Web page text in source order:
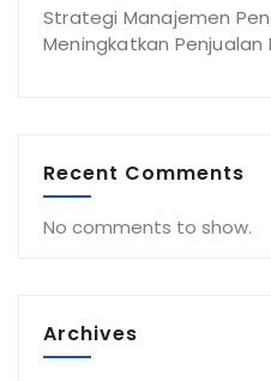
Strategi Manajemen
Meningkatkan Penjualan
Recent Comments
No comments to show.
Archives